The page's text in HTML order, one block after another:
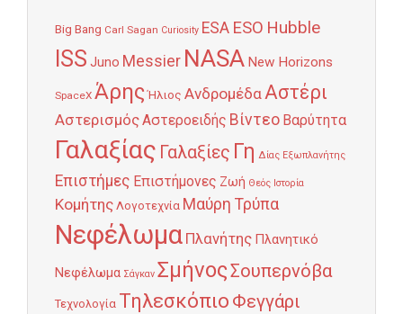
Big Bang Carl Sagan Curiosity ESA ESO Hubble
ISS Juno Messier NASA New Horizons
SpaceX Άρης Ήλιος ΑνδρομέδαΑστέρι
ΑστερισμόςΑστεροειδής Βίντεο Βαρύτητα
Γαλαξίας Γαλαξίες Γη Δίας Εξωπλανήτης
Επιστήμες Επιστήμονες Ζωή Θεός Ιστορία
Κομήτης Λογοτεχνία Μαύρη Τρύπα
Νεφέλωμα Πλανήτης Πλανητικό
Νεφέλωμα Σάγκαν ΣμήνοςΣουπερνόβα
Τεχνολογία Τηλεσκόπιο Φεγγάρι